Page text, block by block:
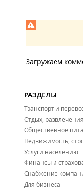
Загружаем
РАЗДЕЛЫ
Транспорт и
Отдых,
Общественное
Недвижимость,
Услуги населению
Финансы и
Снабжение
Для бизнеса